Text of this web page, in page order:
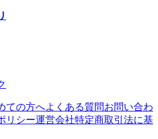
ての方へよくある質問お問い合わ
リシー運営会社特定商取引法に基